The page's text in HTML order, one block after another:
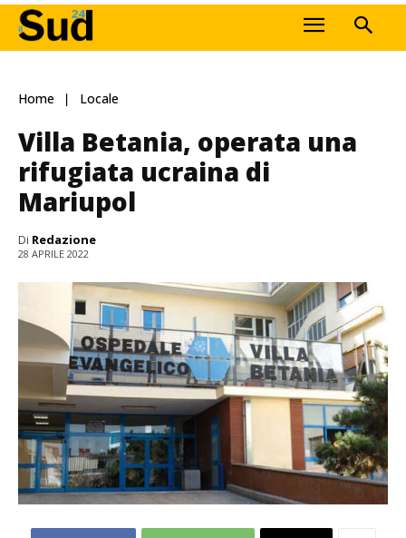
Home Locale
Villa Betania, operata una
rifugiata ucraina di
Mariupol
Di Redazione
28 APRILE 2022